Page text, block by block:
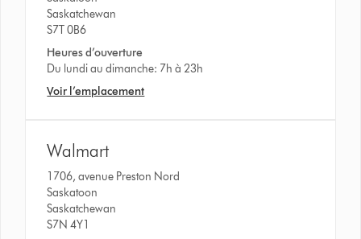
Saskatchewan
S7T 0B6
Heures d’ouverture
Du lundi au dimanche: 7h à 23h
Voir l’emplacement
Walmart
1706, avenue Preston Nord
Saskatoon
Saskatchewan
S7N 4Y1